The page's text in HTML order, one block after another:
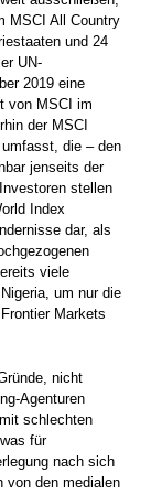
MSCI All Country
und 24
UN-
2019 eine
von MSCI im
der MSCI
die – den
jenseits der
stellen
Index
dar, als
viele
um nur die
Markets
nicht
Agenturen
schlechten
für
nach sich
von den medialen